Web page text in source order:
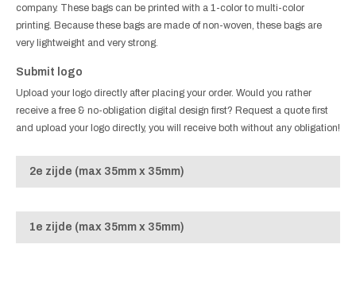
company. These bags can be printed with a 1-color to multi-color
printing. Because these bags are made of non-woven, these bags are
very lightweight and very strong.
Submit logo
Upload your logo directly after placing your order. Would you rather
receive a free & no-obligation digital design first? Request a quote first
and upload your logo directly, you will receive both without any obligation!
2e zijde (max 35mm x 35mm)
1e zijde (max 35mm x 35mm)